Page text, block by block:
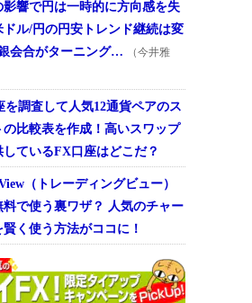
影響で円は一時的に方向感を失
ドル/円の円安トレンド継続は変
会合がターニング…
（今井雅
を調査して人気12通貨ペアのス
の比較表を作成！高いスワップ
ているFX口座はどこだ？
（トレーディングビュー）
で使う裏ワザ？ 人気のチャー
賢く使う方法がココに！